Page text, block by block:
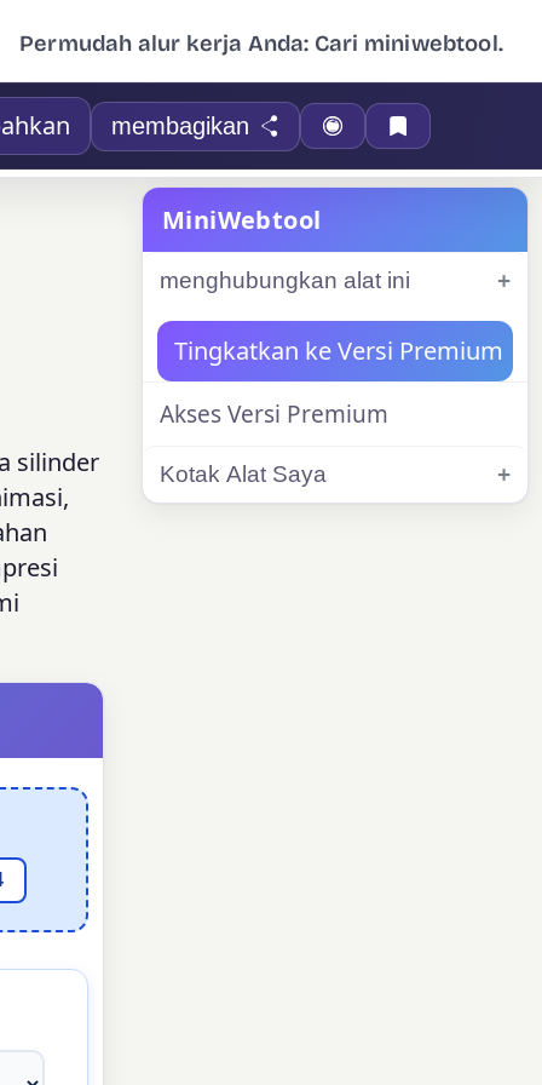
Permudah alur kerja Anda: Cari miniwebtool.
membagikan
silinder
MiniWebtool
menghubungkan alat ini
Tingkatkan ke Versi Premium
Akses Versi Premium
Kotak Alat Saya